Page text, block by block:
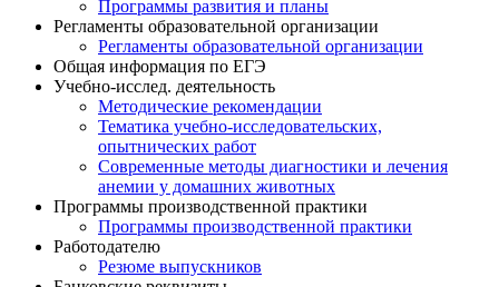
Программы развития и планы
Регламенты образовательной организации
Регламенты образовательной организации
Общая информация по ЕГЭ
Учебно-исслед. деятельность
Методические рекомендации
Тематика учебно-исследовательских,
опытнических работ
Современные методы диагностики и лечения
анемии у домашних животных
Программы производственной практики
Программы производственной практики
Работодателю
Резюме выпускников